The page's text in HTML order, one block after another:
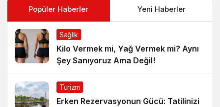
Popüler Haberler Yeni Haberler
Sağlık
Kilo Vermek mi, Yağ Vermek mi? Aynı
Şey Sanıyoruz Ama Değil!
Turizm
Erken Rezervasyonun Gücü: Tatilinizi